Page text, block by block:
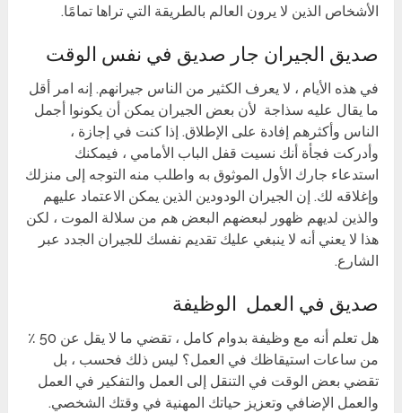
الأشخاص الذين لا يرون العالم بالطريقة التي تراها تمامًا.
صديق الجيران جار صديق في نفس الوقت
في هذه الأيام ، لا يعرف الكثير من الناس جيرانهم. إنه امر أقل
ما يقال عليه سذاجة لأن بعض الجيران يمكن أن يكونوا أجمل
الناس وأكثرهم إفادة على الإطلاق. إذا كنت في إجازة ،
وأدركت فجأة أنك نسيت قفل الباب الأمامي ، فيمكنك
استدعاء جارك الأول الموثوق به واطلب منه التوجه إلى منزلك
وإغلاقه لك. إن الجيران الودودين الذين يمكن الاعتماد عليهم
والذين لديهم ظهور لبعضهم البعض هم من سلالة الموت ، لكن
هذا لا يعني أنه لا ينبغي عليك تقديم نفسك للجيران الجدد عبر
الشارع.
صديق في العمل الوظيفة
هل تعلم أنه مع وظيفة بدوام كامل ، تقضي ما لا يقل عن 50 ٪
من ساعات استيقاظك في العمل؟ ليس ذلك فحسب ، بل
تقضي بعض الوقت في التنقل إلى العمل والتفكير في العمل
والعمل الإضافي وتعزيز حياتك المهنية في وقتك الشخصي.